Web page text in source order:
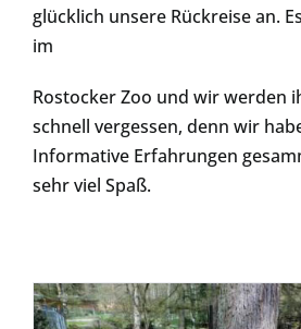
glücklich unsere Rückreise an.
im
Rostocker Zoo und wir werden
schnell vergessen, denn wir
Informative Erfahrungen
sehr viel Spaß.